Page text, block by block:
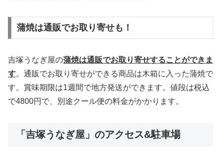
蒲焼は通販でお取り寄せも！
吉塚うなぎ屋の蒲焼は通販でお取り寄せすることができま
す。通販でお取り寄せができる商品は木箱に入った蒲焼で
す。賞味期限は1週間で地方発送ができます。値段は税込
で4800円で、別途クール便の料金がかかります。
「吉塚うなぎ屋」のアクセス&駐車場